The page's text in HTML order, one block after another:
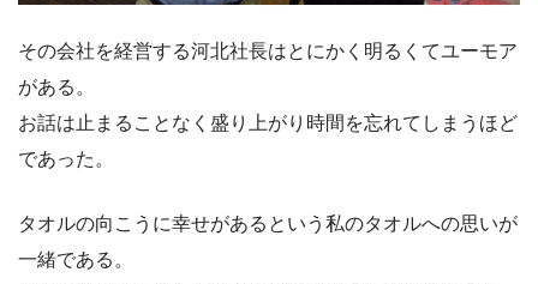
その会社を経営する河北社長はとにかく明るくてユーモア
がある。
お話は止まることなく盛り上がり時間を忘れてしまうほど
であった。
タオルの向こうに幸せがあるという私のタオルへの思いが
一緒である。